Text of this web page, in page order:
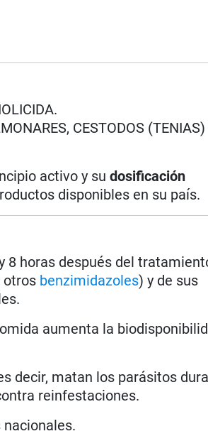
CESTODOS (TENIAS)
activo y sudosificación
disponibles en su país.
8 horas después del
otros benzimidazoles) y de sus
aumenta la
decir, matan los parásitos
reinfestaciones.